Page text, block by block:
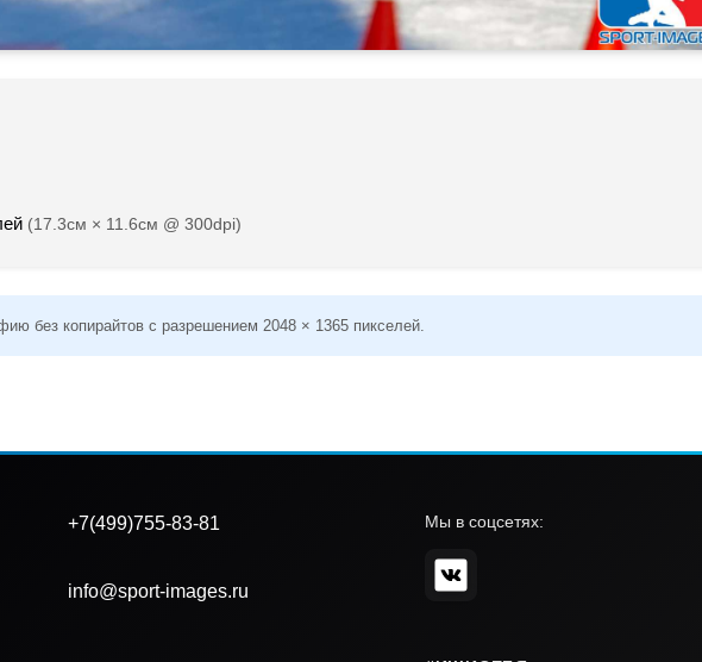
(17.3см × 11.6см @ 300dpi)
без копирайтов с разрешением 2048 × 1365 пикселей.
+7(499)755-83-81
info@sport-images.ru
Мы в соцсетях: